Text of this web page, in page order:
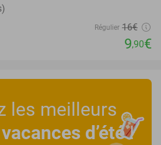
Régulier 16€
9,90€
les meilleurs
d’été!